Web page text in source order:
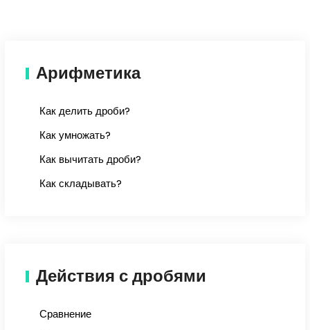
Арифметика
Как делить дроби?
Как умножать?
Как вычитать дроби?
Как складывать?
Действия с дробями
Сравнение